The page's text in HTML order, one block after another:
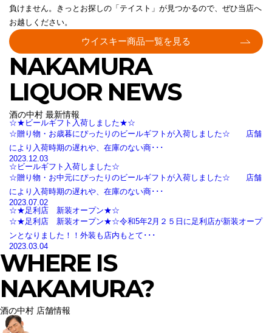
負けません。きっとお探しの「テイスト」が見つかるので、ぜひ当店へ
お越しください。
ウイスキー商品一覧を見る
NAKAMURA
LIQUOR NEWS
酒の中村 最新情報
☆★ビールギフト入荷しました★☆
☆贈り物・お歳暮にぴったりのビールギフトが入荷しました☆ 店舗
により入荷時期の遅れや、在庫のない商･･･
2023.12.03
☆ビールギフト入荷しました☆
☆贈り物・お中元にぴったりのビールギフトが入荷しました☆ 店舗
により入荷時期の遅れや、在庫のない商･･･
2023.07.02
☆★足利店 新装オープン★☆
☆★足利店 新装オープン★☆令和5年2月２５日に足利店が新装オープ
ンとなりました！！外装も店内もとて･･･
2023.03.04
WHERE IS
NAKAMURA?
酒の中村 店舗情報